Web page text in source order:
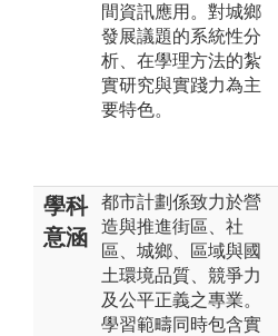
間資訊應用。對城鄉
發展議題的系統性分
析、在學理方法的紮
實研究與實踐力為主
要特色。
學科
意涵
都市計劃係致力於營
造與推進街區、社
區、城鄉、區域與國
土環境品質、競爭力
及公平正義之專業。
學習範疇同時包含實